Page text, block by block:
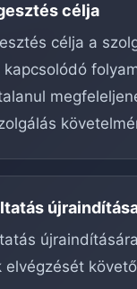
célja
célja a
kapcsolódó